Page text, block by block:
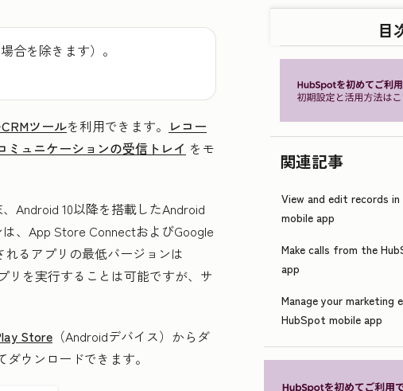
合を除きます）。
ツールを利用できます。 レコー
ミュニケーションの受信トレイ をモ
Android 10以降を搭載したAndroid
、App Store ConnectおよびGoogle
るアプリの最低バージョンは
リを実行することは可能ですが、サ
Store （Androidデバイス）からダ
ウンロードできます。
目
関連記事
View and edit records
mobile app
Make calls from the
app
Manage your marketing
HubSpot mobile app